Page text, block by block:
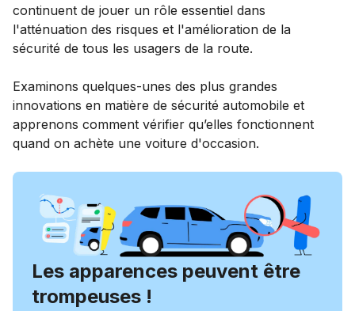
continuent de jouer un rôle essentiel dans
l'atténuation des risques et l'amélioration de la
sécurité de tous les usagers de la route.
Examinons quelques-unes des plus grandes
innovations en matière de sécurité automobile et
apprenons comment vérifier qu’elles fonctionnent
quand on achète une voiture d'occasion.
Les apparences peuvent être
trompeuses !